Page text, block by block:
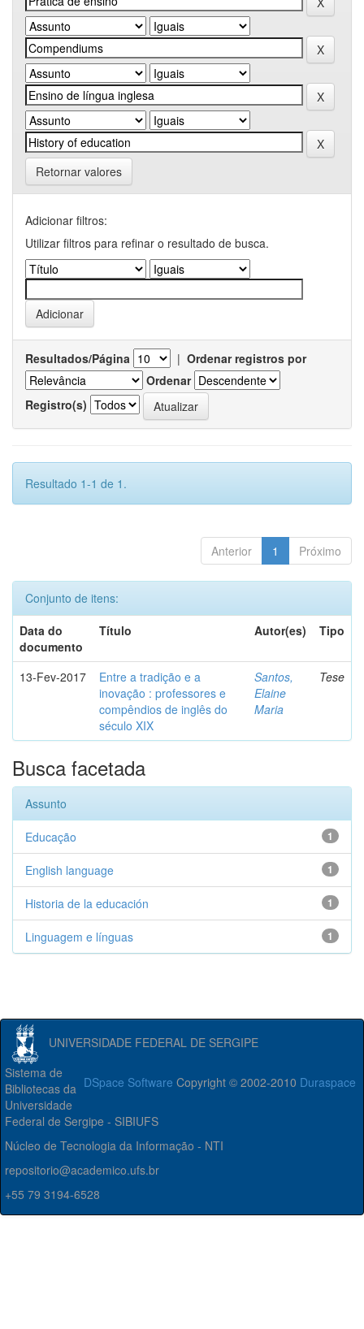
Retornar valores
Adicionar filtros:
Utilizar filtros para refinar o resultado de busca.
Resultados/Página | Ordenar registros por
Ordenar
Registro(s)
Resultado 1-1 de 1.
Anterior 1 Próximo
Conjunto de itens:
Data do
documento
Título Autor(es) Tipo
13-Fev-2017
Entre a tradição e a
inovação : professores e
compêndios de inglês do
século XIX
Santos,
Elaine
Maria
Tese
Busca facetada
Assunto
1
Educação
1
English language
1
Historia de la educación
1
Linguagem e línguas
UNIVERSIDADE FEDERAL DE SERGIPE
DSpace Software Copyright © 2002-2010 Duraspace
Sistema de
Bibliotecas da
Universidade
Federal de Sergipe - SIBIUFS
Núcleo de Tecnologia da Informação - NTI
repositorio@academico.ufs.br
+55 79 3194-6528